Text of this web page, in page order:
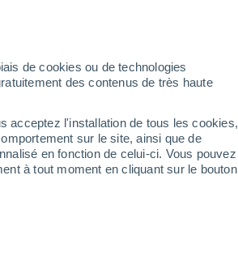
de cookies ou de technologies
des contenus de très haute
acceptez l'installation de tous les cookies,
sur le site, ainsi que de
en fonction de celui-ci. Vous pouvez
à tout moment en cliquant sur le bouton